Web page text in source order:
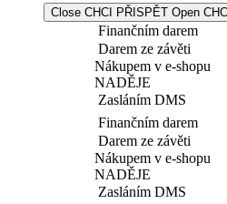
Close CHCI PŘISPĚT Open
Finančním darem
Darem ze závěti
Nákupem v e-shopu
NADĚJE
Zasláním DMS
Finančním darem
Darem ze závěti
Nákupem v e-shopu
NADĚJE
Zasláním DMS